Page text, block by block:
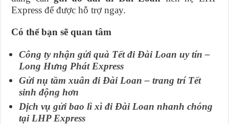
Express để được hỗ trợ ngay.
Có thể bạn sẽ quan tâm
Công ty nhận gửi quà Tết đi Đài Loan uy tín –
Long Hưng Phát Express
Gửi nụ tầm xuân đi Đài Loan – trang trí Tết
sinh động hơn
Dịch vụ gửi bao lì xì đi Đài Loan nhanh chóng
tại LHP Express